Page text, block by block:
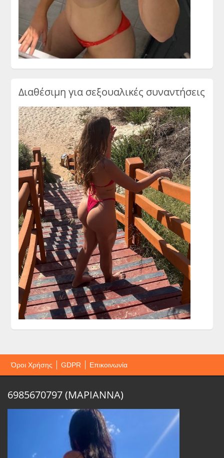
Διαθέσιμη για σεξουαλικές συναντήσεις
Όροι Χρήσης GDPR Επικοινωνία
6985670797 (ΜΑΡΙΑΝΝΑ)